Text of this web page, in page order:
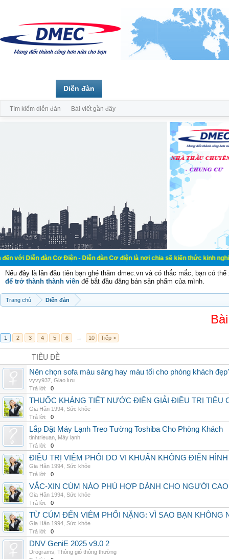
đàn Cơ Điện - Diễn đàn Cơ điện là nơi chia sẽ kiến thức kinh nghiệm
Nếu đây là lần đầu tiên bạn ghé thăm dmec.vn và có thắc mắc, bạn có
để trở thành thành viên để bắt đầu đăng bán sản phẩm của mình.
Trang chủ Diễn đàn
1 2 3 4 5 6 → 10 Tiếp >
TIÊU ĐỀ
Nên chọn sofa màu sáng hay màu tối cho phòng khách
vyvy937 Giao lưu
Trả lời:
0
THUỐC KHÁNG TIẾT NƯỚC ĐIỆN GIẢI ĐIỀU TRỊ TIÊU
Gia Hân 1994 Sức khỏe
Trả lời:
0
Lắp Đặt Máy Lạnh Treo Tường Toshiba Cho Phòng Khách
tinhtrieuan Máy lạnh
Trả lời:
0
ĐIỀU TRỊ VIÊM PHỔI DO VI KHUẨN KHÔNG ĐIỂN
Gia Hân 1994 Sức khỏe
Trả lời:
0
VẮC-XIN CÚM NÀO PHÙ HỢP DÀNH CHO NGƯỜI
Gia Hân 1994 Sức khỏe
Trả lời:
0
TỪ CÚM ĐẾN VIÊM PHỔI NẶNG: VÌ SAO BẠN KHÔNG
Gia Hân 1994 Sức khỏe
Trả lời:
0
DNV GeniE 2025 v9.0 2
Drograms Thông gió thông thường
Diễn đàn
Tìm kiếm diễn đàn Bài viết gần đây